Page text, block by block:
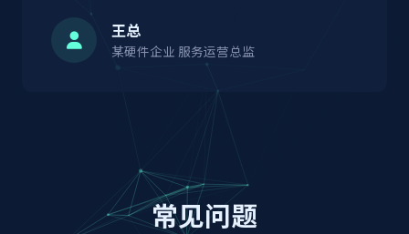
王总
某硬件企业 服务运营总监
常见问题